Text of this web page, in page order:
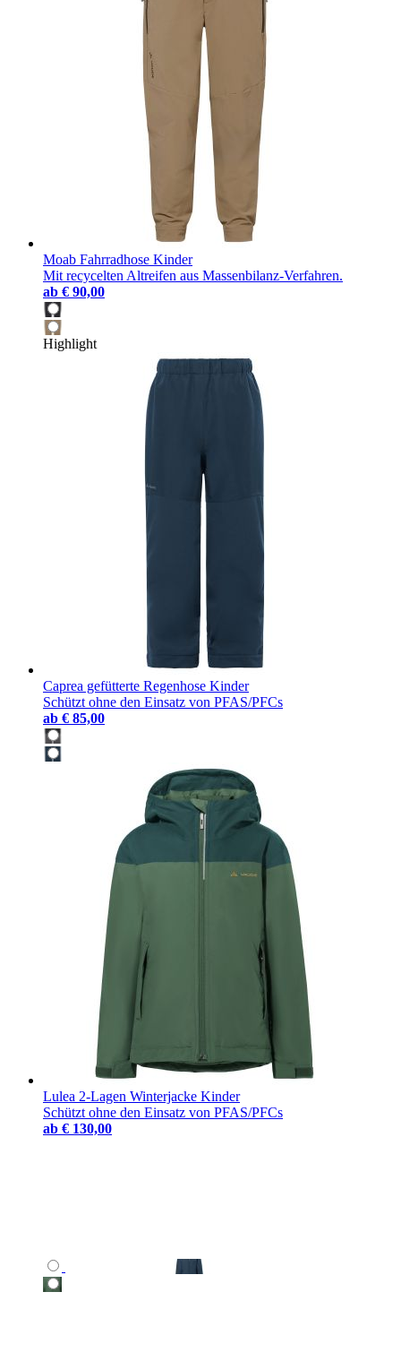
Moab Fahrradhose Kinder
Mit recycelten Altreifen aus Massenbilanz-Verfahren.
ab € 90,00
Highlight
Caprea gefütterte Regenhose Kinder
Schützt ohne den Einsatz von PFAS/PFCs
ab € 85,00
Lulea 2-Lagen Winterjacke Kinder
Schützt ohne den Einsatz von PFAS/PFCs
ab € 130,00